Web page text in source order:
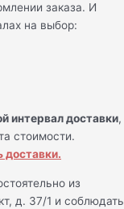
заказа. И
на выбор:
интервал доставки,
стоимости.
доставки.
из
д. 37/1 и соблюдать